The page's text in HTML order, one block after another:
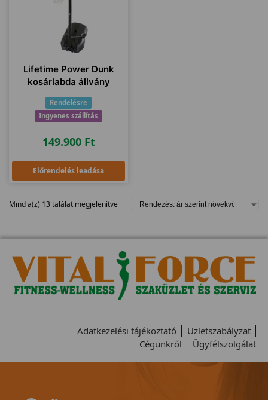
Lifetime Power Dunk
kosárlabda állvány
Rendelésre
Ingyenes szállítás
149.900 Ft
Előrendelés leadása
Mind a(z) 13 találat megjelenítve
Adatkezelési tájékoztató
Üzletszabályzat
Cégünkről
Ügyfélszolgálat